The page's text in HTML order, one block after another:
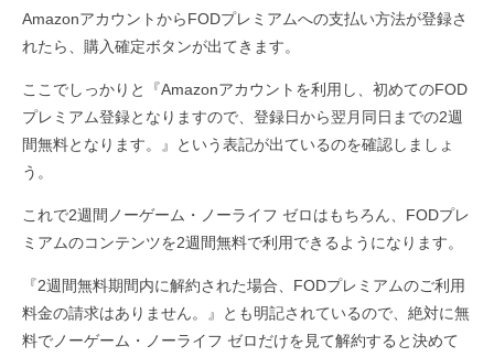
AmazonアカウントからFODプレミアムへの支払い方法が登録さ
れたら、購入確定ボタンが出てきます。
ここでしっかりと『Amazonアカウントを利用し、初めてのFOD
プレミアム登録となりますので、登録日から翌月同日までの2週
間無料となります。』という表記が出ているのを確認しましょ
う。
これで2週間ノーゲーム・ノーライフ ゼロはもちろん、FODプレ
ミアムのコンテンツを2週間無料で利用できるようになります。
『2週間無料期間内に解約された場合、FODプレミアムのご利用
料金の請求はありません。』とも明記されているので、絶対に無
料でノーゲーム・ノーライフ ゼロだけを見て解約すると決めて